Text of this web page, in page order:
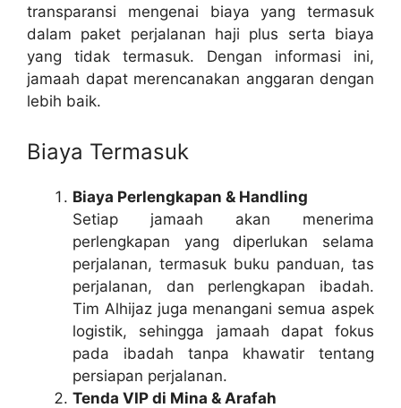
transparansi mengenai biaya yang termasuk
dalam paket perjalanan haji plus serta biaya
yang tidak termasuk. Dengan informasi ini,
jamaah dapat merencanakan anggaran dengan
lebih baik.
Biaya Termasuk
Biaya Perlengkapan & Handling
Setiap jamaah akan menerima
perlengkapan yang diperlukan selama
perjalanan, termasuk buku panduan, tas
perjalanan, dan perlengkapan ibadah.
Tim Alhijaz juga menangani semua aspek
logistik, sehingga jamaah dapat fokus
pada ibadah tanpa khawatir tentang
persiapan perjalanan.
Tenda VIP di Mina & Arafah